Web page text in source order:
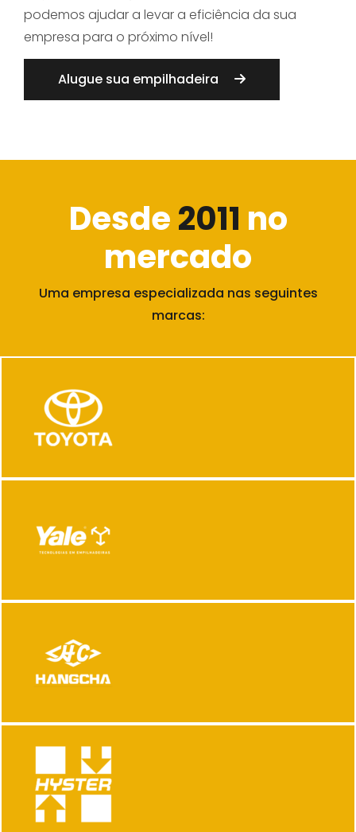
podemos ajudar a levar a eficiência da sua
empresa para o próximo nível!
Alugue sua empilhadeira
Desde2011 no
mercado
Uma empresa especializada nas seguintes
marcas: